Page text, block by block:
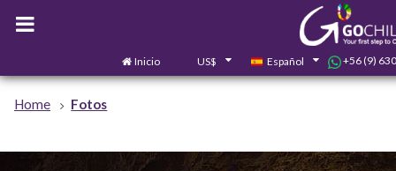
Inicio US$ Español +56 (9)
Home Fotos